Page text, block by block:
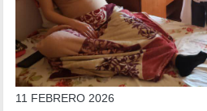
11 FEBRERO 2026